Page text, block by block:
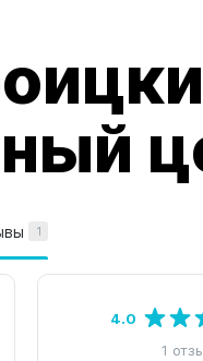
1
4.0
1